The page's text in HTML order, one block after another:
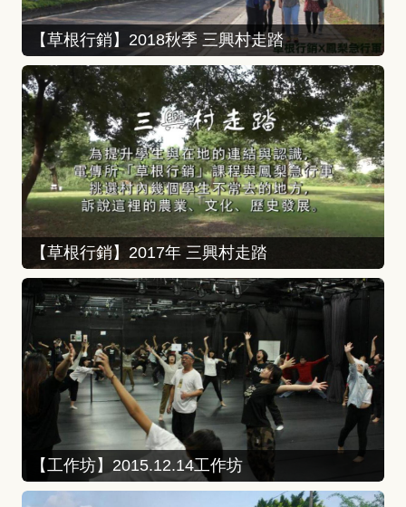
【草根行銷】2018秋季 三興村走踏
【草根行銷】2017年 三興村走踏
【工作坊】2015.12.14工作坊